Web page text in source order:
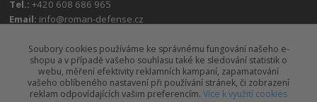
Tel.:+420 608 686 965
Email: info@roman-defense.cz
Soubory cookies používáme ke správnému fungování našeho e-
shopu a v případě vašeho souhlasu také ke sledování statistik o
webu, měření efektivity reklamních kampaní, zapamatování
vašeho oblíbeného nastavení při používání stránek, či zobrazení
reklam odpovídajících vašim preferencím. Více k využití cookies